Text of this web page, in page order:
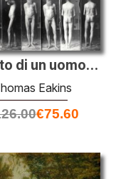
Ritratto di un uomo anziano nel nudo
Eakins
€75.60